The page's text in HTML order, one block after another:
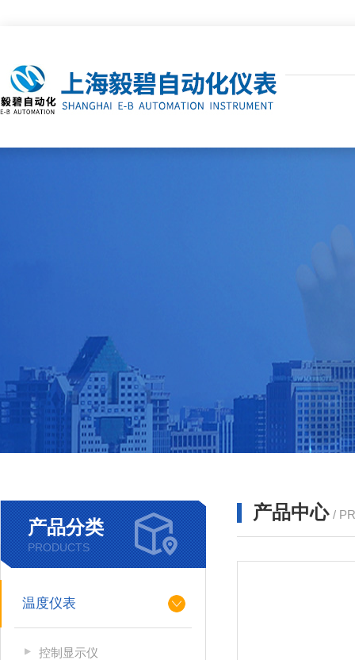
产品分类
PRODUCTS
温度仪表
控制显示仪
产品中心 /